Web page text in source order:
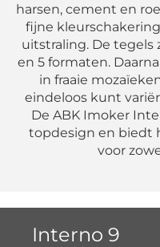
harsen, cement en
fijne
uitstraling. De tegels
en 5 formaten.
in fraaie
eindeloos kunt
De ABK Imoker
topdesign en biedt
voor
Interno 9